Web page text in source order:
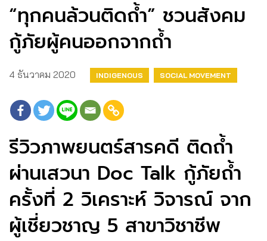
“ทุกคนล้วนติดถ้ำ” ชวนสังคม
กู้ภัยผู้คนออกจากถ้ำ
4 ธันวาคม 2020 INDIGENOUS SOCIAL MOVEMENT
รีวิวภาพยนตร์สารคดี ติดถ้ำ
ผ่านเสวนา Doc Talk กู้ภัยถ้ำ
ครั้งที่ 2 วิเคราะห์ วิจารณ์ จาก
ผู้เชี่ยวชาญ 5 สาขาวิชาชีพ